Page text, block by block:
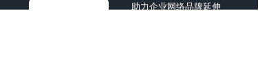
助力企业网络品牌延伸